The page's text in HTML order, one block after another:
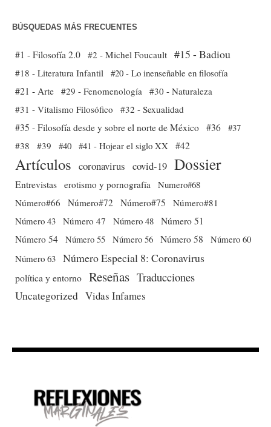
BÚSQUEDAS MÁS FRECUENTES
#1 - Filosofía 2.0 #2 - Michel Foucault #15 - Badiou
#18 - Literatura Infantil #20 - Lo inenseñable en filosofía
#21 - Arte #29 - Fenomenología
#30 - Naturaleza
#31 - Vitalismo Filosófico
#32 - Sexualidad
#35 - Filosofía desde y sobre el norte de México #36 #37
#38
#39 #40 #41 - Hojear el siglo XX #42
Artículos coronavirus covid-19 Dossier
Entrevistas erotismo y pornografía
Numero#68
Número#66
Número#72 Número#75
Número#81
Número 43 Número 47 Número 48 Número 51
Número 54 Número 55 Número 56 Número 58
Número 60
Número 63 Número Especial 8: Coronavirus
política y entorno Reseñas Traducciones
Uncategorized Vidas Infames